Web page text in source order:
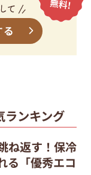
ランキング
ね返す！保冷
る「優秀エコ